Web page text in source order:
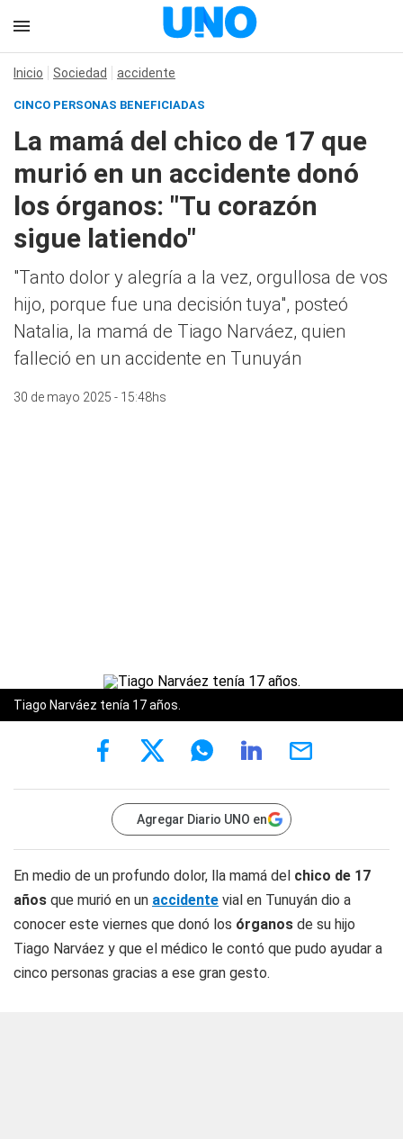
Inicio Sociedad accidente
CINCO PERSONAS BENEFICIADAS
La mamá del chico de 17 que
murió en un accidente donó
los órganos: "Tu corazón
sigue latiendo"
"Tanto dolor y alegría a la vez, orgullosa de vos
hijo, porque fue una decisión tuya", posteó
Natalia, la mamá de Tiago Narváez, quien
falleció en un accidente en Tunuyán
30 de mayo 2025 - 15:48hs
Tiago Narváez tenía 17 años.
Agregar Diario UNO en
En medio de un profundo dolor, lla mamá del chico de 17
años que murió en un accidente vial en Tunuyán dio a
conocer este viernes que donó los órganos de su hijo
Tiago Narváez y que el médico le contó que pudo ayudar a
cinco personas gracias a ese gran gesto.